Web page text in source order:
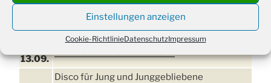
Einstellungen anzeigen
Cookie-RichtlinieDatenschutzImpressum
Einschulungsgottesdienst in der Kirche um
13.09.
Disco für Jung und Junggebliebene